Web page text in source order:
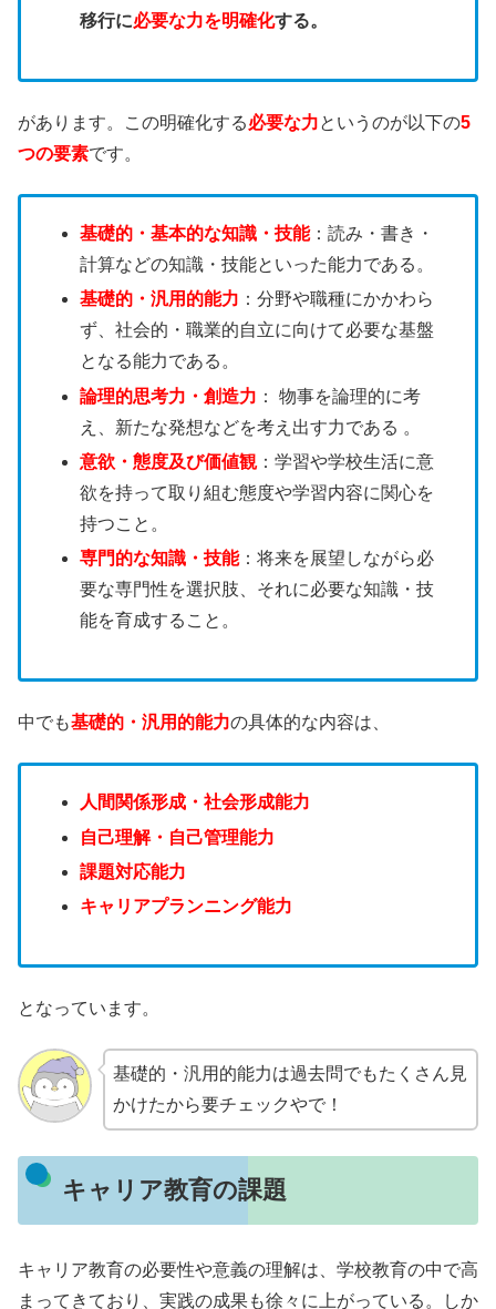
移行に必要な力を明確化する。
があります。この明確化する必要な力というのが以下の5
つの要素です。
基礎的・基本的な知識・技能：読み・書き・
計算などの知識・技能といった能力である。
基礎的・汎用的能力 ：分野や職種にかかわら
ず、社会的・職業的自立に向けて必要な基盤
となる能力である。
論理的思考力・創造力 ： 物事を論理的に考
え、新たな発想などを考え出す力である 。
意欲・態度及び価値観：学習や学校生活に意
欲を持って取り組む態度や学習内容に関心を
持つこと。
専門的な知識・技能：将来を展望しながら必
要な専門性を選択肢、それに必要な知識・技
能を育成すること。
中でも基礎的・汎用的能力の具体的な内容は、
人間関係形成・社会形成能力
自己理解・自己管理能力
課題対応能力
キャリアプランニング能力
となっています。
基礎的・汎用的能力は過去問でもたくさん見
かけたから要チェックやで！
キャリア教育の課題
キャリア教育の必要性や意義の理解は、学校教育の中で高
まってきており、実践の成果も徐々に上がっている。しか